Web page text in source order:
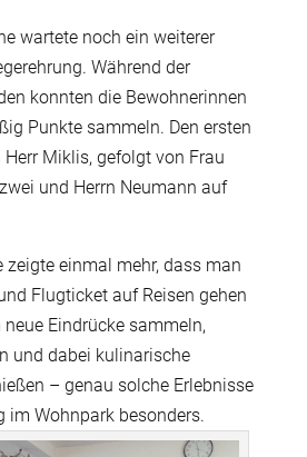
wartete noch ein weiterer
Während der
konnten die Bewohnerinnen
Punkte sammeln. Den ersten
Miklis, gefolgt von Frau
und Herrn Neumann auf
zeigte einmal mehr, dass man
Flugticket auf Reisen gehen
Eindrücke sammeln,
und dabei kulinarische
– genau solche Erlebnisse
im Wohnpark besonders.